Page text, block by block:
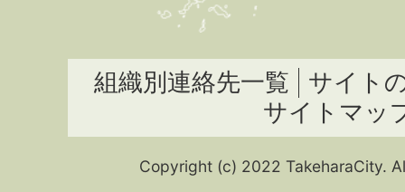
組織別連絡先一覧
サイト
サイトマッ
Copyright (c) 2022 TakeharaCity.